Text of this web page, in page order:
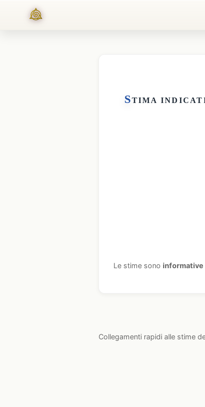
STIMA
Le stime sono informative
Collegamenti rapidi alle stime